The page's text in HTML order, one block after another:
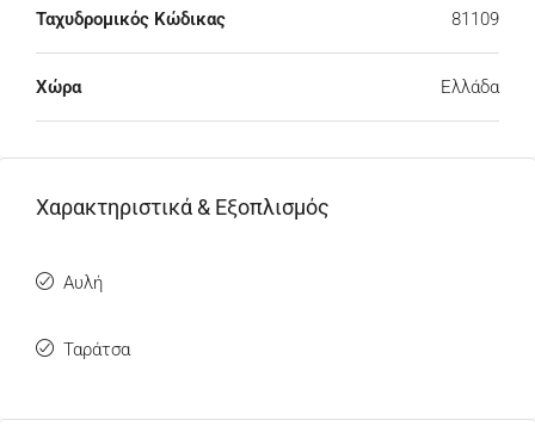
Ταχυδρομικός Κώδικας 81109
Χώρα Ελλάδα
Χαρακτηριστικά & Εξοπλισμός
Αυλή
Ταράτσα